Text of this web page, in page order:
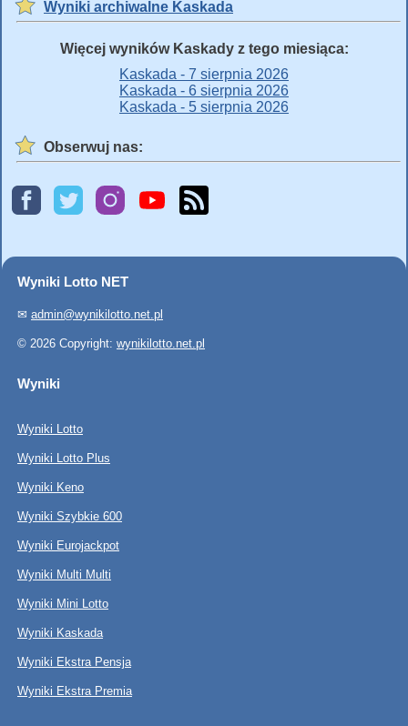
Wyniki archiwalne Kaskada
Więcej wyników Kaskady z tego miesiąca:
Kaskada - 7 sierpnia 2026
Kaskada - 6 sierpnia 2026
Kaskada - 5 sierpnia 2026
Obserwuj nas:
Wyniki Lotto NET
✉ admin@wynikilotto.net.pl
© 2026 Copyright: wynikilotto.net.pl
Wyniki
Wyniki Lotto
Wyniki Lotto Plus
Wyniki Keno
Wyniki Szybkie 600
Wyniki Eurojackpot
Wyniki Multi Multi
Wyniki Mini Lotto
Wyniki Kaskada
Wyniki Ekstra Pensja
Wyniki Ekstra Premia